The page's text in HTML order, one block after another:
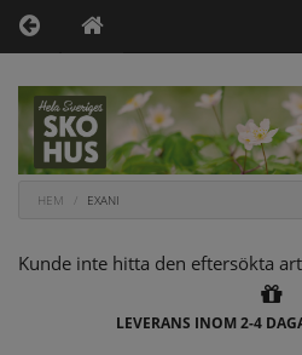
HEM EXANI
Kunde inte hitta den eftersökta
LEVERANS INOM 2-4